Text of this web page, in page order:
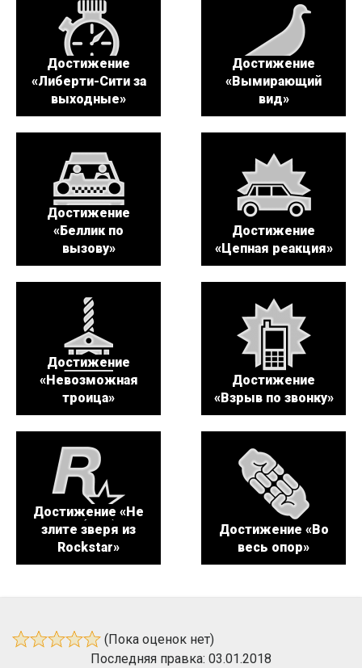
Достижение
«Либерти-Сити за
выходные»
Достижение
«Вымирающий
вид»
Достижение
«Беллик по
вызову»
Достижение
«Цепная реакция»
Достижение
«Невозможная
троица»
Достижение
«Взрыв по звонку»
Достижение «Не
злите зверя из
Rockstar»
Достижение «Во
весь опор»
(Пока оценок нет)
Последняя правка: 03.01.2018